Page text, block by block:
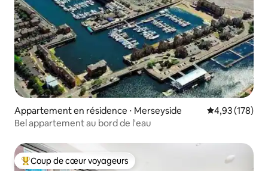
Appartement en résidence ⋅ Merseyside Évaluation
4,93 (178)
Bel appartement au bord de l'eau
Coups de cœur voyageurs les plus appréciés
Coup de cœur voyageurs